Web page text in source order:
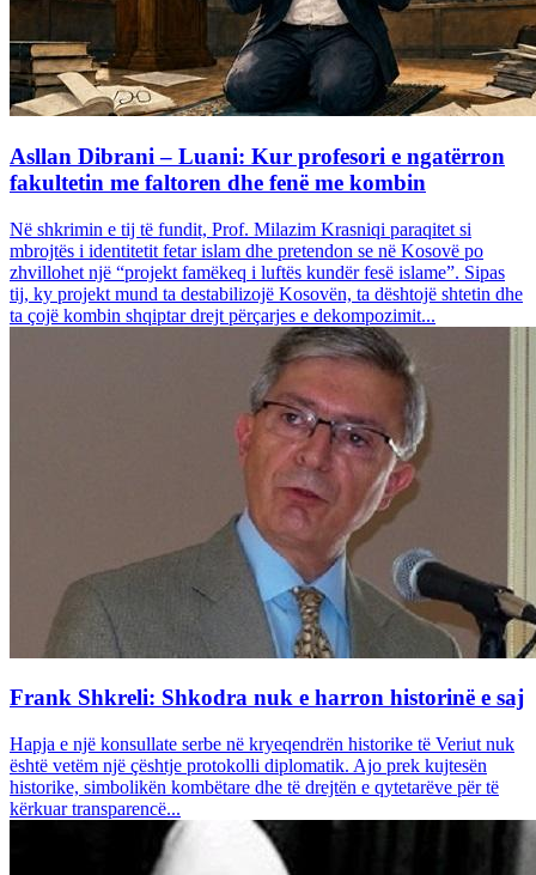
Asllan Dibrani – Luani: Kur profesori e ngatërron
fakultetin me faltoren dhe fenë me kombin
Në shkrimin e tij të fundit, Prof. Milazim Krasniqi paraqitet si
mbrojtës i identitetit fetar islam dhe pretendon se në Kosovë po
zhvillohet një “projekt famëkeq i luftës kundër fesë islame”. Sipas
tij, ky projekt mund ta destabilizojë Kosovën, ta dështojë shtetin dhe
ta çojë kombin shqiptar drejt përçarjes e dekompozimit...
Frank Shkreli: Shkodra nuk e harron historinë e saj
Hapja e një konsullate serbe në kryeqendrën historike të Veriut nuk
është vetëm një çështje protokolli diplomatik. Ajo prek kujtesën
historike, simbolikën kombëtare dhe të drejtën e qytetarëve për të
kërkuar transparencë...